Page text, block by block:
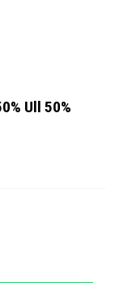
Ull 50%